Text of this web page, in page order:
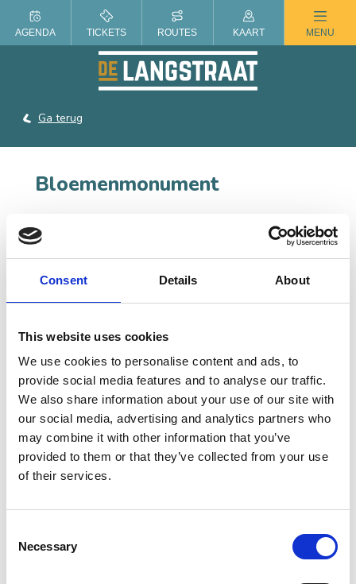
Consent Details About
This website uses cookies
We use cookies to personalise content and ads, to
provide social media features and to analyse our traffic.
We also share information about your use of our site with
our social media, advertising and analytics partners who
may combine it with other information that you’ve
provided to them or that they’ve collected from your use
of their services.
Selection
Necessary
ZOMER IN DE LANGSTRAAT
Ga terug
Bloemenmonument
Voor het 12½-jarig ambtsjubileum van burgemeester
Bianchi schreef het huldigingscomité in 1936 een
ontwerpwedstrijd uit voor een bloemenmonument. De
jonge Jan Hubertus, toen pas 16 jaar oud, won de
CONTACT
Wilhelminaplein, Geertruidenberg
Plan je route
AGENDA TICKETS ROUTES KAART MENU